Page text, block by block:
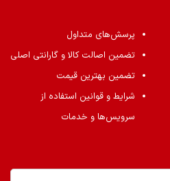
پرسش‌های متداول
تضمین اصالت کالا و گارانتی اصلی
تضمین بهترین قیمت
شرایط و قوانین استفاده از
سرویس‌ها و خدمات